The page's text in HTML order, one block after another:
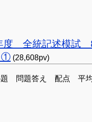
度 全統記述模試
(28,608pv)
題 問題答え 配点 平